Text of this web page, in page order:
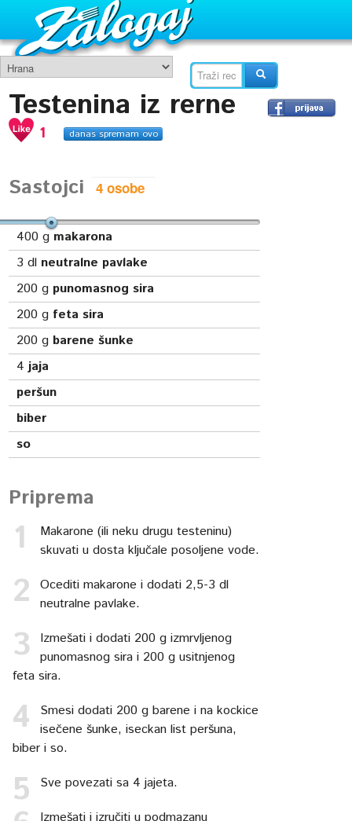
Testenina iz rerne
1 danas spremam ovo
Sastojci
400 g makarona
3 dl neutralne pavlake
200 g punomasnog sira
200 g feta sira
200 g barene šunke
4 jaja
peršun
biber
so
Priprema
Makarone (ili neku drugu testeninu)
skuvati u dosta ključale posoljene vode.
Ocediti makarone i dodati 2,5-3 dl
neutralne pavlake.
Izmešati i dodati 200 g izmrvljenog
punomasnog sira i 200 g usitnjenog
feta sira.
Smesi dodati 200 g barene i na kockice
isečene šunke, iseckan list peršuna,
biber i so.
Sve povezati sa 4 jajeta.